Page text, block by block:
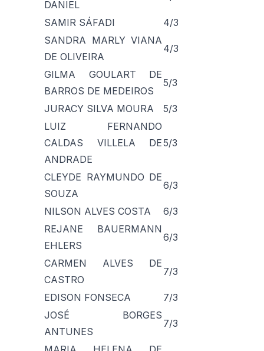
DANIEL
SAMIR SÁFADI
4/3
SANDRA MARLY VIANA
DE OLIVEIRA
4/3
GILMA GOULART DE
BARROS DE MEDEIROS
5/3
JURACY SILVA MOURA
5/3
LUIZ FERNANDO
CALDAS VILLELA DE
ANDRADE
5/3
CLEYDE RAYMUNDO DE
SOUZA
6/3
NILSON ALVES COSTA
6/3
REJANE BAUERMANN
EHLERS
6/3
CARMEN ALVES DE
CASTRO
7/3
EDISON FONSECA
7/3
JOSÉ BORGES
ANTUNES
7/3